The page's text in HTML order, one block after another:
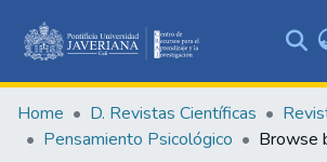
&
Collections
Home D. Revistas Científicas
Pensamiento Psicológico
Browse